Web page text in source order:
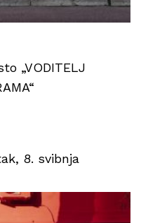
„VODITELJ
8. svibnja